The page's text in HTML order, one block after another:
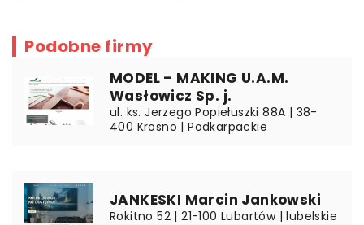
Podobne firmy
MODEL – MAKING U.A.M.
Wasłowicz Sp. j.
ul. ks. Jerzego Popiełuszki 88A | 38-
400 Krosno | Podkarpackie
JANKESKI Marcin Jankowski
Rokitno 52 | 21-100 Lubartów | lubelskie